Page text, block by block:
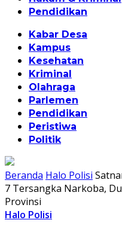
Pendidikan
Kabar Desa
Kampus
Kesehatan
Kriminal
Olahraga
Parlemen
Pendidikan
Peristiwa
Politik
Beranda Halo Polisi
7 Tersangka Narkoba,
Provinsi
Halo Polisi